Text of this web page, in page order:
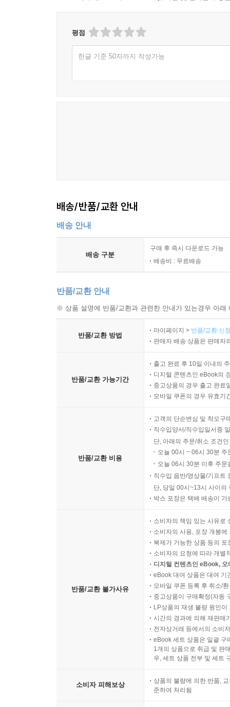
평점
한글 기준 50자까지 작성가능
배송/반품/교환 안내
배송 안내
배송 구분
구매 후 즉시 다운로드 가능
배송비 : 무료배송
반품/교환 안내
※ 상품 설명에 반품/교환과 관련한 안내가 있는경우 아
반품/교환 방법
마이페이지 > 반품/교환 신
판매자 배송 상품은 판매자
반품/교환 가능기간
출고 완료 후 10일 이내의
디지털 콘텐츠인 eBook의
중고상품의 경우 출고 완료
모바일 쿠폰의 경우 유효기
반품/교환 비용
고객의 단순변심 및 착오구
직수입양서/직수입일서중
단, 아래의 주문/취소 조건
오늘 00시 ~ 06시 30분
오늘 06시 30분 이후 주
직수입 음반/영상물/기프트
단, 당일 00시~13시 사이의
박스 포장은 택배 배송이
반품/교환 불가사유
소비자의 책임 있는 사유로
소비자의 사용, 포장 개봉
복제가 가능한 상품 등의
소비자의 요청에 따라 개별
디지털 컨텐츠인 eBook,
eBook 대여 상품은 대여 기
모바일 쿠폰 등록 후 취소/
중고상품이 구매확정(자동
LP상품의 재생 불량 원인
시간의 경과에 의해 재판매
전자상거래 등에서의 소비
eBook 세트 상품은 일괄 구
1개의 상품으로 취급 및 판
우, 세트 상품 전부 및 세트
소비자 피해보상
상품의 불량에 의한 반품,
준하여 처리됨